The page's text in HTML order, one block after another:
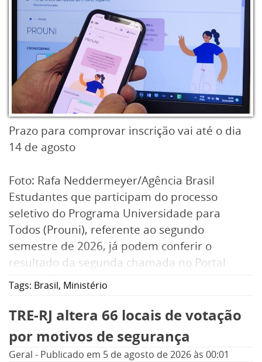
Prazo para comprovar inscrição vai até o dia
14 de agosto
Foto: Rafa Neddermeyer/Agência Brasil
Estudantes que participam do processo
seletivo do Programa Universidade para
Todos (Prouni), referente ao segundo
semestre de 2026, já podem conferir o
resultado da segunda chamada no Portal
Acesso Único ao Ensino Superior. Em nota, o
Ministério da Educação reforçou que o prazo
para os pré-selecionados comprovarem as
informações da inscrição começa nesta
quarta-feira (5) e segue até o dia 14 de agosto.
Tags: Brasil, Ministério
TRE-RJ altera 66 locais de votação
por motivos de segurança
Geral - Publicado em 5 de agosto de 2026às 00:01